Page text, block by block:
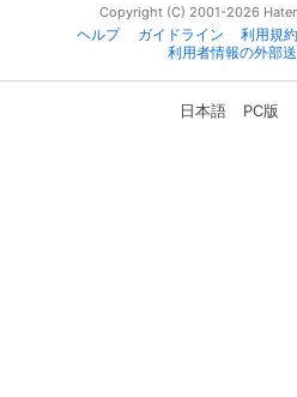
Copyright (C) 2001-2026
ヘルプ
ガイドライン 利用規約
利用者情報の外部
日本語 PC版